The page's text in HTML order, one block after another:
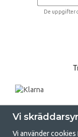
De uppgifter
Vi
Vi använder